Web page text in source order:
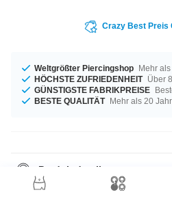
Crazy Best Preis
Weltgrößter Piercingshop Mehr
HÖCHSTE ZUFRIEDENHEIT Über
GÜNSTIGSTE FABRIKPREISE
BESTE QUALITÄT Mehr als 20
Produktdetails
In der Materialstärke von 1,0 mm auf